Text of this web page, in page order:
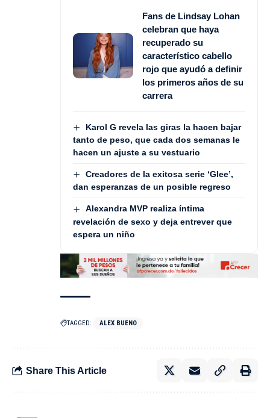
Fans de Lindsay Lohan
celebran que haya
recuperado su
característico cabello
rojo que ayudó a definir
los primeros años de su
carrera
Karol G revela las giras la hacen bajar
tanto de peso, que cada dos semanas le
hacen un ajuste a su vestuario
Creadores de la exitosa serie ‘Glee’,
dan esperanzas de un posible regreso
Alexandra MVP realiza íntima
revelación de sexo y deja entrever que
espera un niño
TAGGED: ALEX BUENO
Share This Article